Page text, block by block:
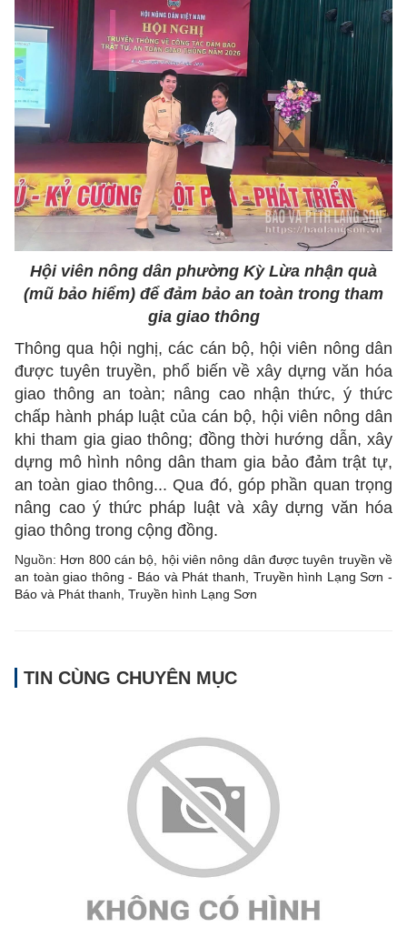
Hội viên nông dân phường Kỳ Lừa nhận quà
(mũ bảo hiểm) để đảm bảo an toàn trong tham
gia giao thông
Thông qua hội nghị, các cán bộ, hội viên nông dân
được tuyên truyền, phổ biến về xây dựng văn hóa
giao thông an toàn; nâng cao nhận thức, ý thức
chấp hành pháp luật của cán bộ, hội viên nông dân
khi tham gia giao thông; đồng thời hướng dẫn, xây
dựng mô hình nông dân tham gia bảo đảm trật tự,
an toàn giao thông... Qua đó, góp phần quan trọng
nâng cao ý thức pháp luật và xây dựng văn hóa
giao thông trong cộng đồng.
Nguồn: Hơn 800 cán bộ, hội viên nông dân được tuyên truyền về
an toàn giao thông - Báo và Phát thanh, Truyền hình Lạng Sơn -
Báo và Phát thanh, Truyền hình Lạng Sơn
TIN CÙNG CHUYÊN MỤC